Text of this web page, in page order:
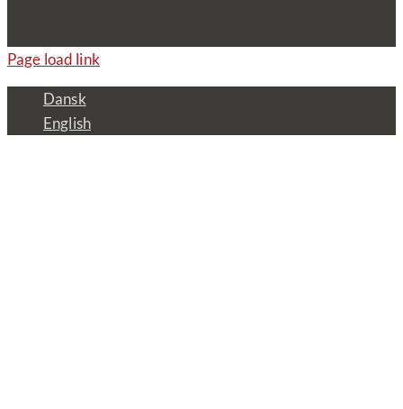
Page load link
Dansk
English